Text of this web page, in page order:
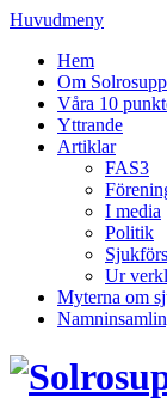
Huvudmeny
Hem
Om
Våra 10
Yttrande
Artiklar
FAS3
I media
Politik
Ur
Myterna om